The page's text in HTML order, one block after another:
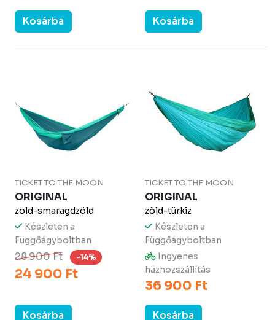
Kosárba Kosárba
TICKET TO THE MOON
ORIGINAL
zöld-smaragdzöld
Készleten a
Függőágyboltban
28 900 Ft -14%
24 900 Ft
Kosárba
TICKET TO THE MOON
ORIGINAL
zöld-türkiz
Készleten a
Függőágyboltban
Ingyenes
házhozszállítás
36 900 Ft
Kosárba